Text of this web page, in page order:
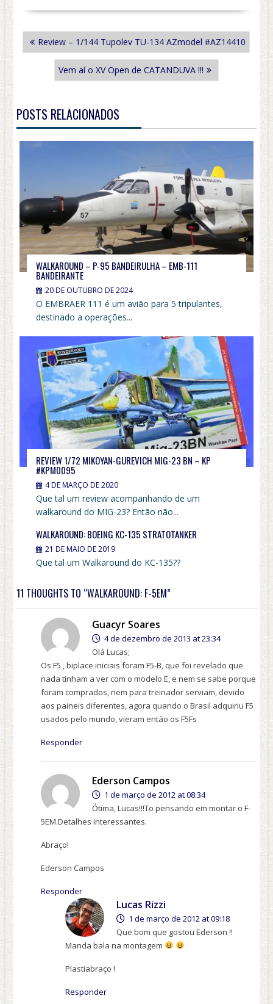
NAVEGAÇÃO
DE Review – 1/144 Tupolev TU-134 AZmodel #AZ14410
Vem aí o XV Open de CATANDUVA !!!
POSTS RELACIONADOS
WALKAROUND – P-95 BANDEIRULHA – EMB-111
BANDEIRANTE
20 DE OUTUBRO DE 2024
O EMBRAER 111 é um avião para 5 tripulantes,
destinado a operações...
REVIEW 1/72 MIKOYAN-GUREVICH MIG-23 BN – KP
#KPM0095
4 DE MARÇO DE 2020
Que tal um review acompanhando de um
walkaround do MIG-23? Então não...
WALKAROUND: BOEING KC-135 STRATOTANKER
21 DE MAIO DE 2019
Que tal um Walkaround do KC-135??
11 THOUGHTS TO “WALKAROUND: F-5EM”
Guacyr Soares
4 de dezembro de 2013 at 23:34
Olá Lucas;
Os F5 , biplace iniciais foram F5-B, que foi revelado que
nada tinham a ver com o modelo E, e nem se sabe porque
foram comprados, nem para treinador serviam, devido
aos paineis diferentes, agora quando o Brasil adquiriu F5
usados pelo mundo, vieram então os F5Fs
Responder
Ederson Campos
1 de março de 2012 at 08:34
Ótima, Lucas!!!To pensando em montar o F-
5EM.Detalhes interessantes.
Abraço!
Ederson Campos
Responder
Lucas Rizzi
1 de março de 2012 at 09:18
Que bom que gostou Ederson !!
Manda bala na montagem
Plastiabraço !
Responder